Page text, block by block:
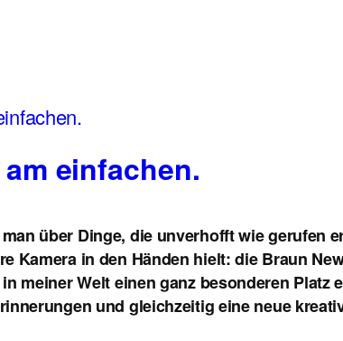
einfachen.
über Dinge, die unverhofft wie gerufen
Kamera in den Händen hielt: die Braun
meiner Welt einen ganz besonderen
und gleichzeitig eine neue